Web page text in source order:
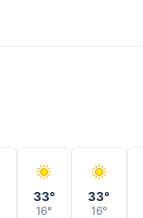
33°
16°
33°
16°